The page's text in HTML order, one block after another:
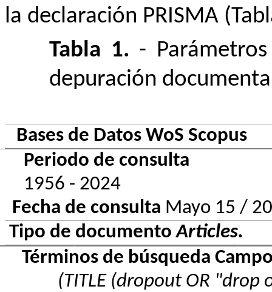
la declaración PRISMA
Tabla 1. -
depuración
Bases de Datos WoS Scopus
Periodo de consulta
1956 - 2024
Fecha de consulta Mayo 15 /
Tipo de documentoArticles.
Términos de búsqueda
(TITLE (dropout OR